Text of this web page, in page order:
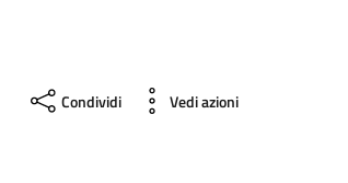
Condividi Vedi azioni